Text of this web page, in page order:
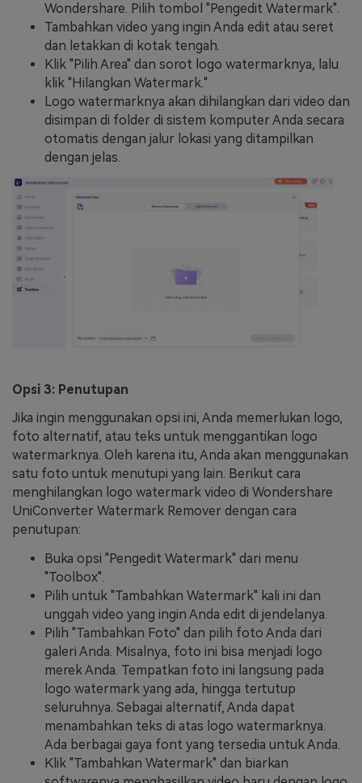
Wondershare. Pilih tombol "Pengedit Watermark".
Tambahkan video yang ingin Anda edit atau seret
dan letakkan di kotak tengah.
Klik "Pilih Area" dan sorot logo watermarknya, lalu
klik "Hilangkan Watermark."
Logo watermarknya akan dihilangkan dari video dan
disimpan di folder di sistem komputer Anda secara
otomatis dengan jalur lokasi yang ditampilkan
dengan jelas.
Opsi 3: Penutupan
Jika ingin menggunakan opsi ini, Anda memerlukan logo,
foto alternatif, atau teks untuk menggantikan logo
watermarknya. Oleh karena itu, Anda akan menggunakan
satu foto untuk menutupi yang lain. Berikut cara
menghilangkan logo watermark video di Wondershare
UniConverter Watermark Remover dengan cara
penutupan:
Buka opsi "Pengedit Watermark" dari menu
"Toolbox".
Pilih untuk "Tambahkan Watermark" kali ini dan
unggah video yang ingin Anda edit di jendelanya.
Pilih "Tambahkan Foto" dan pilih foto Anda dari
galeri Anda. Misalnya, foto ini bisa menjadi logo
merek Anda. Tempatkan foto ini langsung pada
logo watermark yang ada, hingga tertutup
seluruhnya. Sebagai alternatif, Anda dapat
menambahkan teks di atas logo watermarknya.
Ada berbagai gaya font yang tersedia untuk Anda.
Klik "Tambahkan Watermark" dan biarkan